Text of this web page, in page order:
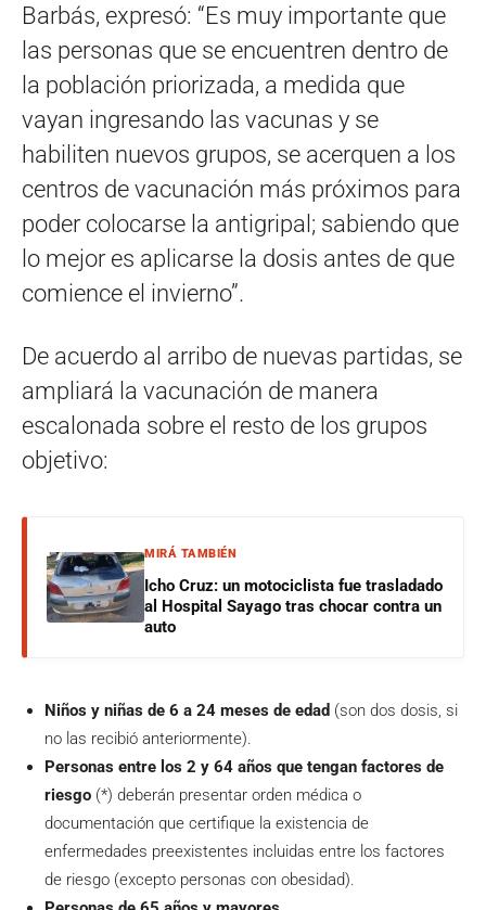
Barbás, expresó: “Es muy importante que
las personas que se encuentren dentro de
la población priorizada, a medida que
vayan ingresando las vacunas y se
habiliten nuevos grupos, se acerquen a los
centros de vacunación más próximos para
poder colocarse la antigripal; sabiendo que
lo mejor es aplicarse la dosis antes de que
comience el invierno”.
De acuerdo al arribo de nuevas partidas, se
ampliará la vacunación de manera
escalonada sobre el resto de los grupos
objetivo:
MIRÁ TAMBIÉN
Icho Cruz: un motociclista fue trasladado
al Hospital Sayago tras chocar contra un
auto
Niños y niñas de 6 a 24 meses de edad (son dos dosis, si
no las recibió anteriormente).
Personas entre los 2 y 64 años que tengan factores de
riesgo (*) deberán presentar orden médica o
documentación que certifique la existencia de
enfermedades preexistentes incluidas entre los factores
de riesgo (excepto personas con obesidad).